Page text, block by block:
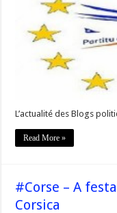
L’actualité des Blogs
Read More »
#Corse – A
Corsica